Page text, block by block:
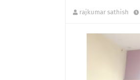
rajkumar sathish